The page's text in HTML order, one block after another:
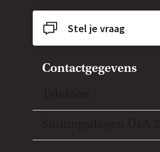
Stel je vraag
Contactgegevens